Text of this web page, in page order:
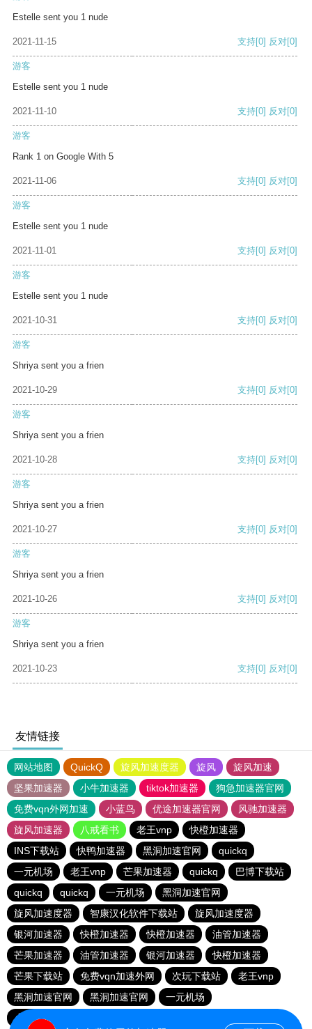
Estelle sent you 1 nude
2021-11-15 支持[0] 反对[0]
游客
Estelle sent you 1 nude
2021-11-10 支持[0] 反对[0]
游客
Rank 1 on Google With 5
2021-11-06 支持[0] 反对[0]
游客
Estelle sent you 1 nude
2021-11-01 支持[0] 反对[0]
游客
Estelle sent you 1 nude
2021-10-31 支持[0] 反对[0]
游客
Shriya sent you a frien
2021-10-29 支持[0] 反对[0]
游客
Shriya sent you a frien
2021-10-28 支持[0] 反对[0]
游客
Shriya sent you a frien
2021-10-27 支持[0] 反对[0]
游客
Shriya sent you a frien
2021-10-26 支持[0] 反对[0]
游客
Shriya sent you a frien
2021-10-23 支持[0] 反对[0]
友情链接
网站地图 QuickQ 旋风加速度器 旋风
旋风加速
坚果加速器
小牛加速器 tiktok加速器
狗急加速器官网
免费vqn外网加速
小蓝鸟 优途加速器官网
风驰加速器
旋风加速器
八戒看书 老王vnp
快橙加速器
INS下载站
快鸭加速器 黑洞加速官网
quickq
一元机场
老王vnp 芒果加速器 quickq
巴博下载站
quickq
quickq 一元机场
黑洞加速官网
旋风加速度器
智康汉化软件下载站
旋风加速度器
银河加速器
快橙加速器 快橙加速器
油管加速器
芒果加速器
油管加速器 银河加速器
快橙加速器
芒果下载站
免费vqn加速外网 次玩下载站
老王vnp
黑洞加速官网
黑洞加速官网
一元机场
小猫咪ciash加速器